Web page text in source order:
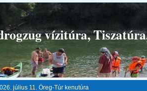
vízitúra,
július 11. Öreg-Túr kenutúra